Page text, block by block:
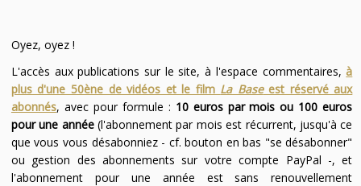
Oyez, oyez !
L'accès aux publications sur le site, à l'espace commentaires,à
plus d'une 50ène de vidéos et le film La Baseest réservé aux
abonnés, avec pour formule : 10 euros par mois ou 100 euros
pour une année(l'abonnement par mois est récurrent, jusqu'à ce
que vous vous désabonniez - cf. bouton en bas "se désabonner"
ou gestion des abonnements sur votre compte PayPal -, et
l'abonnement pour une année est sans renouvellement